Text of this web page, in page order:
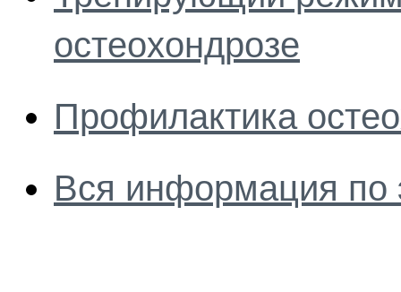
остеохондрозе
Профилактика
Вся информация по